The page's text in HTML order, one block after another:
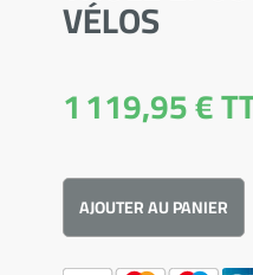
VÉLOS
1 119,95 €
AJOUTER AU PANIER